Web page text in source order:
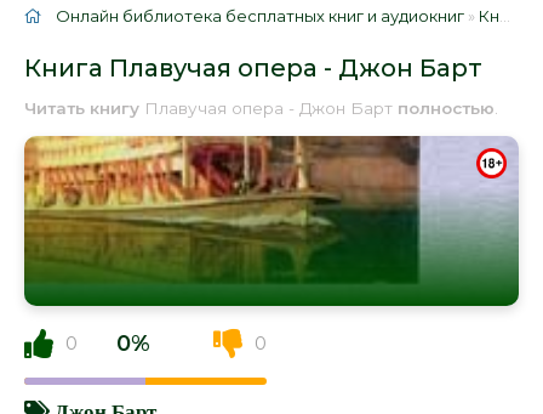
Онлайн библиотека бесплатных книг и аудиокниг » Книги
Книга Плавучая опера - Джон Барт
Читать книгу Плавучая опера - Джон Барт полностью
0 0% 0